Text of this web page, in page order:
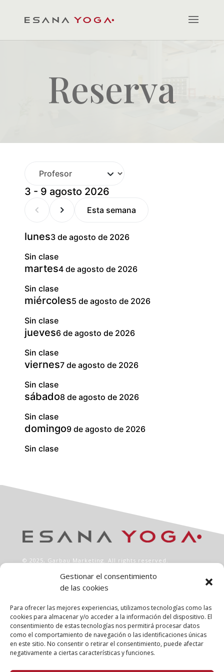
Gestionar el consentimiento
de las cookies
Para ofrecer las mejores experiencias, utilizamos tecnologías como las
cookies para almacenar y/o acceder a la información del dispositivo. El
consentimiento de estas tecnologías nos permitirá procesar datos
como el comportamiento de navegación o las identificaciones únicas
en este sitio. No consentir o retirar el consentimiento, puede afectar
negativamente a ciertas características y funciones.
Reserva
3 - 9 agosto 2026
Esta semana
lunes3 de agosto de 2026
Sin clase
martes4 de agosto de 2026
Sin clase
miércoles5 de agosto de 2026
Sin clase
jueves6 de agosto de 2026
Sin clase
viernes7 de agosto de 2026
Sin clase
sábado8 de agosto de 2026
Sin clase
domingo9 de agosto de 2026
Sin clase
© 2025, Garbau Marketing . All rights reserved.
INFO
Aviso legal
Política de privacidad
Política de cookies
Clases
Talleres